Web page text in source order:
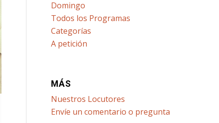
Domingo
Todos los Programas
Categorías
A petición
MÁS
Nuestros Locutores
Envíe un comentario o pregunta